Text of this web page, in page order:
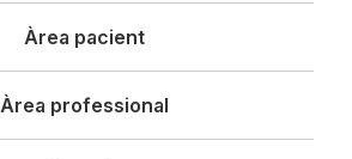
Àrea pacient
Àrea professional